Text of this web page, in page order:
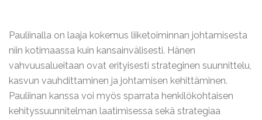
Pauliinalla on laaja kokemus liiketoiminnan johtamisesta
niin kotimaassa kuin kansainvälisesti. Hänen
vahvuusalueitaan ovat erityisesti strateginen suunnittelu,
kasvun vauhdittaminen ja johtamisen kehittäminen.
Pauliinan kanssa voi myös sparrata henkilökohtaisen
kehityssuunnitelman laatimisessa sekä strategiaa